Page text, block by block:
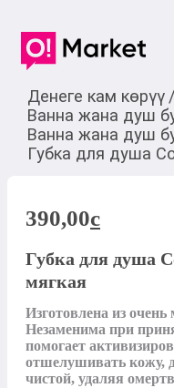
Денеге кам көрүү /
Ванна жана душ
Ванна жана душ
Губка для душа
390,00c
Губка для душа
мягкая
Изготовлена из
Незаменима при
помогает
отшелушивать кожу,
чистой, удаляя